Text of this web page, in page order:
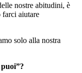
nostre abitudini, è
farci aiutare
solo alla nostra